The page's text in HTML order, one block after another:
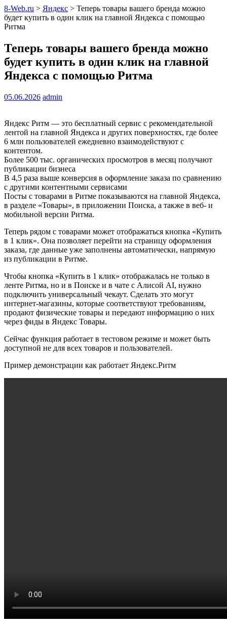
8-Web.ru > Яндекс > Теперь товары вашего бренда можно
будет купить в один клик на главной Яндекса с помощью
Ритма
Теперь товары вашего бренда можно
будет купить в один клик на главной
Яндекса с помощью Ритма
05.06.2026 admin
Яндекс Ритм — это бесплатный сервис c рекомендательной
лентой на главной Яндекса и других поверхностях, где более
6 млн пользователей ежедневно взаимодействуют с
контентом.
Более 500 тыс. органических просмотров в месяц получают
публикации бизнеса
В 4,5 раза выше конверсия в оформление заказа по сравнению
с другими контентными сервисами
Посты с товарами в Ритме показываются на главной Яндекса,
в разделе «Товары», в приложении Поиска, а также в веб- и
мобильной версии Ритма.
Теперь рядом с товарами может отображаться кнопка «Купить
в 1 клик». Она позволяет перейти на страницу оформления
заказа, где данные уже заполнены автоматически, напрямую
из публикации в Ритме.
Чтобы кнопка «Купить в 1 клик» отображалась не только в
ленте Ритма, но и в Поиске и в чате с Алисой AI, нужно
подключить универсальный чекаут. Сделать это могут
интернет-магазины, которые соответствуют требованиям,
продают физические товары и передают информацию о них
через фиды в Яндекс Товары.
Сейчас функция работает в тестовом режиме и может быть
доступной не для всех товаров и пользователей.
Пример демонстрации как работает Яндекс.Ритм